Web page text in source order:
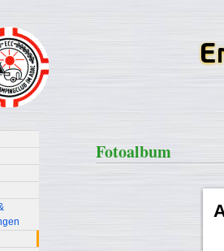
Fotoalbum